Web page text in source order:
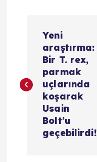
z
Yeni
araştırma:
Bir T. rex,
parmak
uçlarında
koşarak
Usain
Bolt’u
geçebilirdi!